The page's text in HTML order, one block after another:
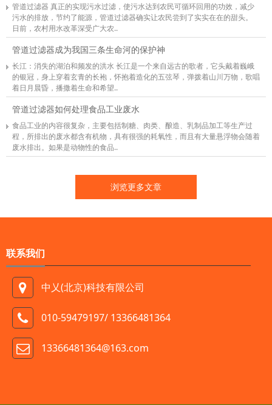
管道过滤器 真正的实现污水过滤，使污水达到农民可循环回用的功效，减少
污水的排放，节约了能源，管道过滤器确实让农民尝到了实实在在的甜头。
日前，农村用水改革深受广大农..
管道过滤器成为我国三条生命河的保护神
长江：消失的湖泊和频发的洪水 长江是一个来自远古的歌者，它头戴着巍峨
的银冠，身上穿着玄青的长袍，怀抱着造化的五弦琴，弹拨着山川万物，歌唱
着日月晨昏，播撒着生命和希望..
管道过滤器如何处理食品工业废水
食品工业的内容很复杂，主要包括制糖、肉类、酿造、乳制品加工等生产过
程，所排出的废水都含有机物，具有很强的耗氧性，而且有大量悬浮物会随着
废水排出。如果是动物性的食品..
浏览更多文章
联系我们
中乂(北京)科技有限公司
010-59479197/ 13366481364
13366481364@163.com